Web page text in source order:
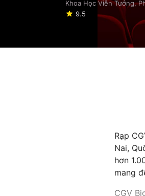
9.5
Rạp
Nai,
hơn
mang
CGV